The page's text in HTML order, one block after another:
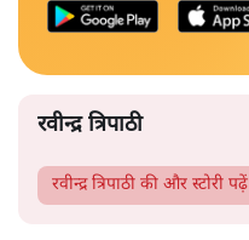
रवीन्द्र त्रिपाठी
रवीन्द्र त्रिपाठी की और स्टोरी पढ़ें